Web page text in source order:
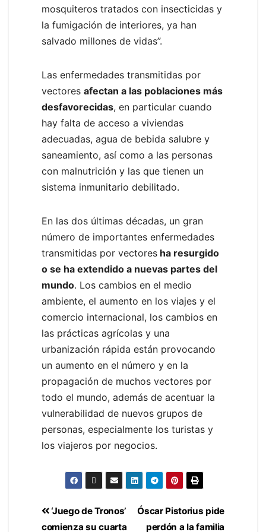
mosquiteros tratados con insecticidas y
la fumigación de interiores, ya han
salvado millones de vidas”.
Las enfermedades transmitidas por
vectores afectan a las poblaciones más
desfavorecidas, en particular cuando
hay falta de acceso a viviendas
adecuadas, agua de bebida salubre y
saneamiento, así como a las personas
con malnutrición y las que tienen un
sistema inmunitario debilitado.
En las dos últimas décadas, un gran
número de importantes enfermedades
transmitidas por vectores ha resurgido
o se ha extendido a nuevas partes del
mundo. Los cambios en el medio
ambiente, el aumento en los viajes y el
comercio internacional, los cambios en
las prácticas agrícolas y una
urbanización rápida están provocando
un aumento en el número y en la
propagación de muchos vectores por
todo el mundo, además de acentuar la
vulnerabilidad de nuevos grupos de
personas, especialmente los turistas y
los viajeros por negocios.
Óscar Pistorius pide
perdón a la familia
‘Juego de Tronos’
comienza su cuarta